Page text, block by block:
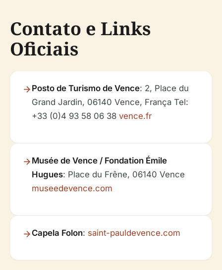
Contato e Links
Oficiais
Posto de Turismo de Vence: 2, Place du
Grand Jardin, 06140 Vence, França Tel:
+33 (0)4 93 58 06 38 vence.fr
Musée de Vence / Fondation Émile
Hugues: Place du Frêne, 06140 Vence
museedevence.com
Capela Folon: saint-pauldevence.com